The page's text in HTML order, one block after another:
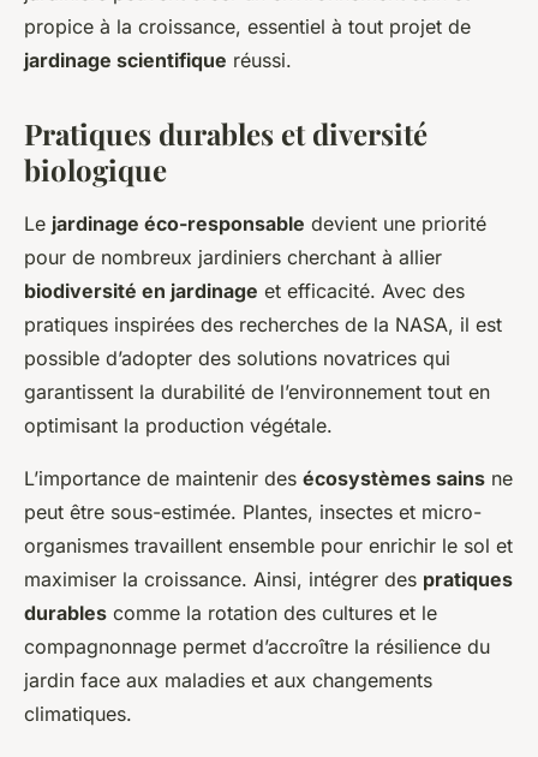
propice à la croissance, essentiel à tout projet de
jardinage scientifique réussi.
Pratiques durables et diversité
biologique
Le jardinage éco-responsable devient une priorité
pour de nombreux jardiniers cherchant à allier
biodiversité en jardinage et efficacité. Avec des
pratiques inspirées des recherches de la NASA, il est
possible d’adopter des solutions novatrices qui
garantissent la durabilité de l’environnement tout en
optimisant la production végétale.
L’importance de maintenir des écosystèmes sains ne
peut être sous-estimée. Plantes, insectes et micro-
organismes travaillent ensemble pour enrichir le sol et
maximiser la croissance. Ainsi, intégrer des pratiques
durables comme la rotation des cultures et le
compagnonnage permet d’accroître la résilience du
jardin face aux maladies et aux changements
climatiques.